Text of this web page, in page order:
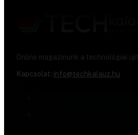
Online magazinunk a technológiai
Kapcsolat: info@techkalauz.hu